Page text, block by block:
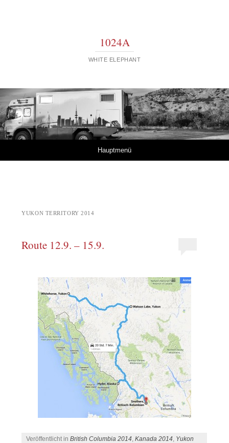
1024A
WHITE ELEPHANT
Hauptmenü
YUKON TERRITORY 2014
Route 12.9. – 15.9.
Veröffentlicht inBritish Columbia 2014 ,Kanada 2014 Yukon